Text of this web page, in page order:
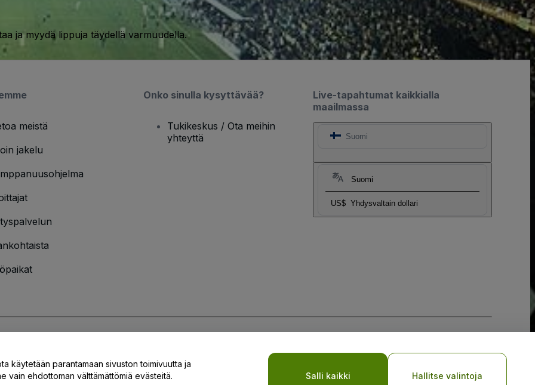
ja myydä lippuja täydellä varmuudella.
Live-tapahtumat kaikkialla
maailmassa
Suomi
Suomi
US$ Yhdysvaltain dollari
meistä
jakelu
Onko sinulla kysyttävää?
Tukikeskus / Ota meihin
yhteyttä
käytetään parantamaan sivuston toimivuutta ja
vain ehdottoman välttämättömiä evästeitä.
Salli kaikki Hallitse valintoja